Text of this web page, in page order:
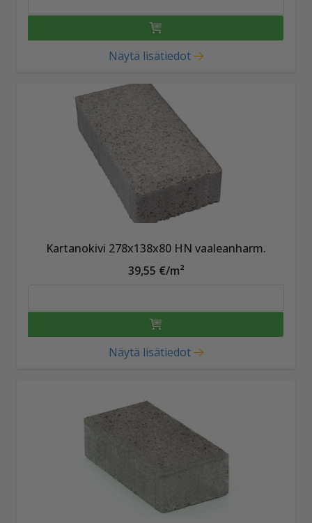
Näytä lisätiedot
Kartanokivi 278x138x80 HN vaaleanharm.
39,55 €/m²
Näytä lisätiedot